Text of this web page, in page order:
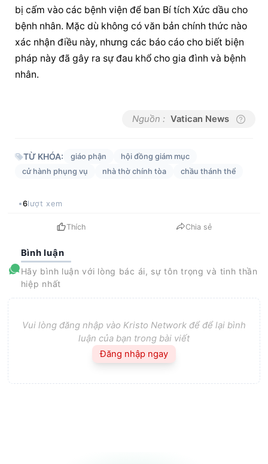
bị cấm vào các bệnh viện để ban Bí tích Xức dầu cho
bệnh nhân. Mặc dù không có văn bản chính thức nào
xác nhận điều này, nhưng các báo cáo cho biết biện
pháp này đã gây ra sự đau khổ cho gia đình và bệnh
nhân.
Nguồn : Vatican News
TỪ KHÓA: giáo phận
hội đồng giám mục
cử hành phụng vụ
nhà thờ chính tòa chầu thánh thể
6lượt xem
Thích Chia sẻ
Bình luận
Hãy bình luận với lòng bác ái, sự tôn trọng và tinh thần
hiệp nhất
Vui lòng đăng nhập vào Kristo Network để để lại bình
luận của bạn trong bài viết
Đăng nhập ngay